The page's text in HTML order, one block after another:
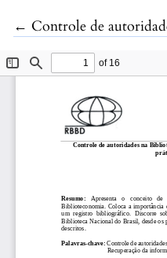
← Voltar aos Detalhes
Controle de autoridades na Biblioteca Nacional do